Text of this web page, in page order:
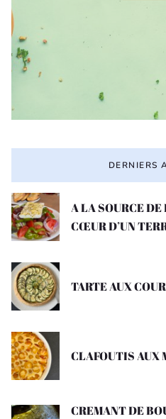
DERNIERS
A LA SOURCE DE
CŒUR D’UN
TARTE AUX
CLAFOUTIS AUX
CREMANT DE